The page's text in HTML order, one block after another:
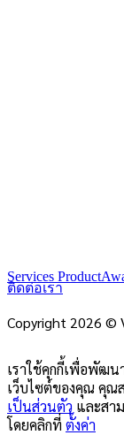
Services Product
ติดต่อเรา
Copyright 2026 ©
เราใช้คุกกี้เพื่อพัฒ
เว็บไซต์ของคุณ คุณ
เป็นส่วนตัว และสา
โดยคลิกที่ ตั้งค่า